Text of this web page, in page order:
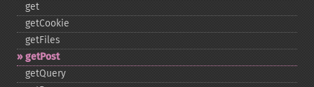
get
getCookie
getFiles
getPost
getQuery